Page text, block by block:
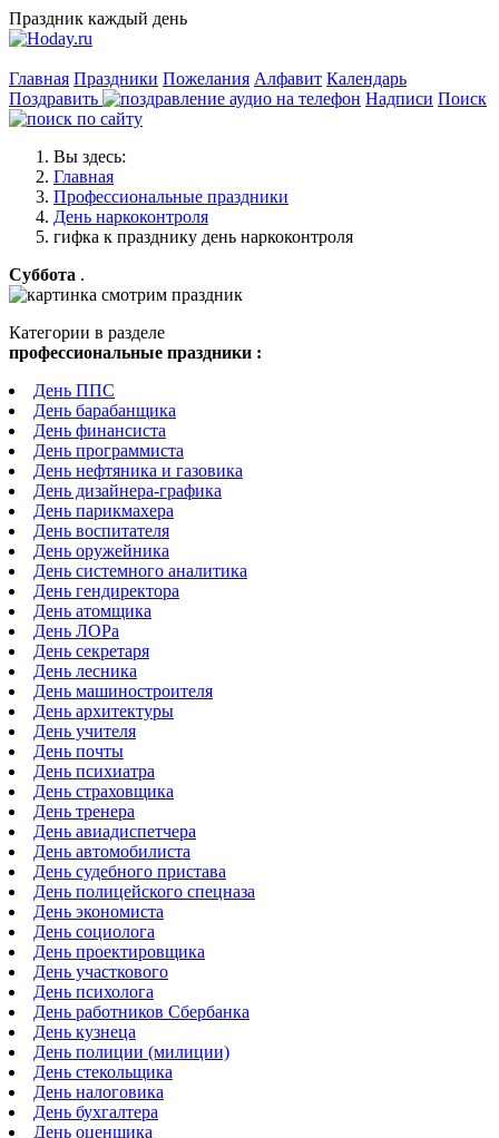
Праздник каждый день
Главная Праздники Пожелания Алфавит Календарь
Поздравить
Надписи Поиск
Вы здесь:
Главная
Профессиональные праздники
День наркоконтроля
гифка к празднику день наркоконтроля
Суббота .
Категории в разделе
профессиональные праздники :
День ППС
День барабанщика
День финансиста
День программиста
День нефтяника и газовика
День дизайнера-графика
День парикмахера
День воспитателя
День оружейника
День системного аналитика
День гендиректора
День атомщика
День ЛОРа
День секретаря
День лесника
День машиностроителя
День архитектуры
День учителя
День почты
День психиатра
День страховщика
День тренера
День авиадиспетчера
День автомобилиста
День судебного пристава
День полицейского спецназа
День экономиста
День социолога
День проектировщика
День участкового
День психолога
День работников Сбербанка
День кузнеца
День полиции (милиции)
День стекольщика
День налоговика
День бухгалтера
День оценщика